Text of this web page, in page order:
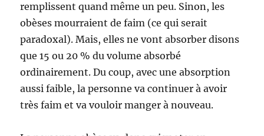
remplissent quand même un peu. Sinon, les
obèses mourraient de faim (ce qui serait
paradoxal). Mais, elles ne vont absorber disons
que 15 ou 20 % du volume absorbé
ordinairement. Du coup, avec une absorption
aussi faible, la personne va continuer à avoir
très faim et va vouloir manger à nouveau.